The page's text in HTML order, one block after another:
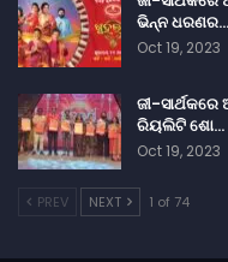
ଭିନ୍ନ ଧରଣର…
Oct 19, 2023
ଜୀ-
ରିୟଲିଟି ଶୋ…
Oct 19, 2023
PREV NEXT 1 of 74